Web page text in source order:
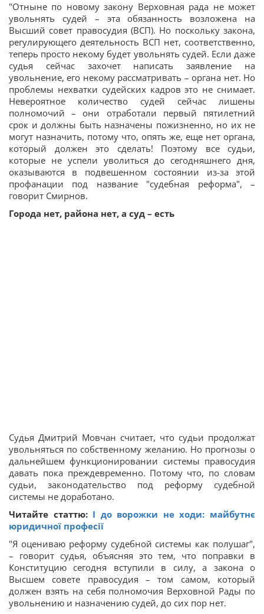
"Отныне по новому закону Верховная рада не может
увольнять судей – эта обязанность возложена на
Высший совет правосудия (ВСП). Но поскольку закона,
регулирующего деятельность ВСП нет, соответственно,
теперь просто некому будет увольнять судей. Если даже
судья сейчас захочет написать заявление на
увольнение, его некому рассматривать – органа нет. Но
проблемы нехватки судейских кадров это не снимает.
Невероятное количество судей сейчас лишены
полномочий – они отработали первый пятилетний
срок и должны быть назначены пожизненно, но их не
могут назначить, потому что, опять же, еще нет органа,
который должен это сделать! Поэтому все судьи,
которые не успели уволиться до сегодняшнего дня,
оказываются в подвешенном состоянии из-за этой
профанации под название "судебная реформа", –
говорит Смирнов.
Города нет, района нет, а суд – есть
Судья Дмитрий Мовчан считает, что судьи продолжат
увольняться по собственному желанию. Но прогнозы о
дальнейшем функционировании системы правосудия
давать пока преждевременно. Потому что, по словам
судьи, законодательство под реформу судебной
системы не доработано.
Читайте статтю: І до ворожки не ходи: майбутнє
юридичної професії
"Я оцениваю реформу судебной системы как полушаг",
– говорит судья, объясняя это тем, что поправки в
Конституцию сегодня вступили в силу, а закона о
Высшем совете правосудия – том самом, который
должен взять на себя полномочия Верховной Рады по
увольнению и назначению судей, до сих пор нет.